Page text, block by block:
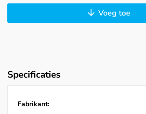
Voeg toe
Specificaties
Fabrikant: